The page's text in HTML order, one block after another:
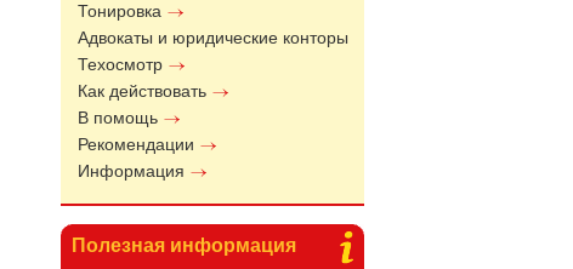
Тонировка
Адвокаты и юридические конторы
Техосмотр
Как действовать
В помощь
Рекомендации
Информация
Полезная информация